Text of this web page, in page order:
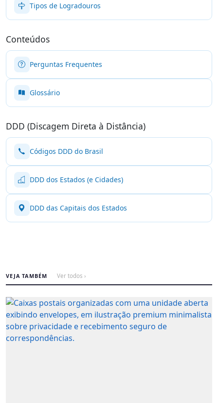
Tipos de Logradouros
Conteúdos
Perguntas Frequentes
Glossário
DDD (Discagem Direta à Distância)
Códigos DDD do Brasil
DDD dos Estados (e Cidades)
DDD das Capitais dos Estados
VEJA TAMBÉM Ver todos ›